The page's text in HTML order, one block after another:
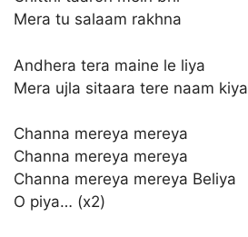
Mera tu salaam rakhna
Andhera tera maine le liya
Mera ujla sitaara tere naam kiya
Channa mereya mereya
Channa mereya mereya
Channa mereya mereya Beliya
O piya… (x2)